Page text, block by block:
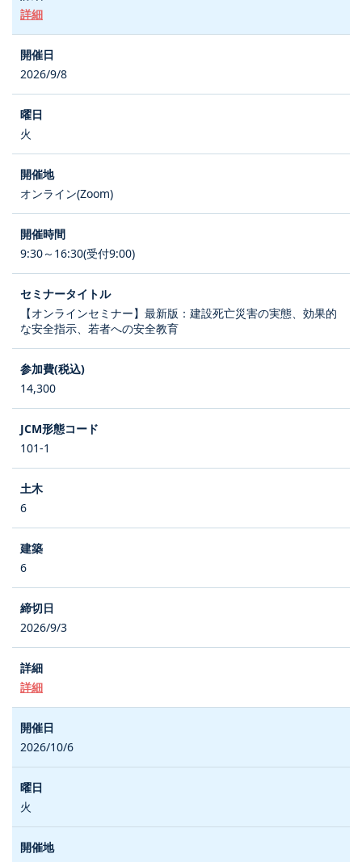
詳細
2026/9/8
火
オンライン(Zoom)
9:30～16:30(受付9:00)
【オンラインセミナー】最新版：建設死亡災害の実態、効果的
な安全指示、若者への安全教育
14,300
101-1
6
6
2026/9/3
詳細
2026/10/6
火